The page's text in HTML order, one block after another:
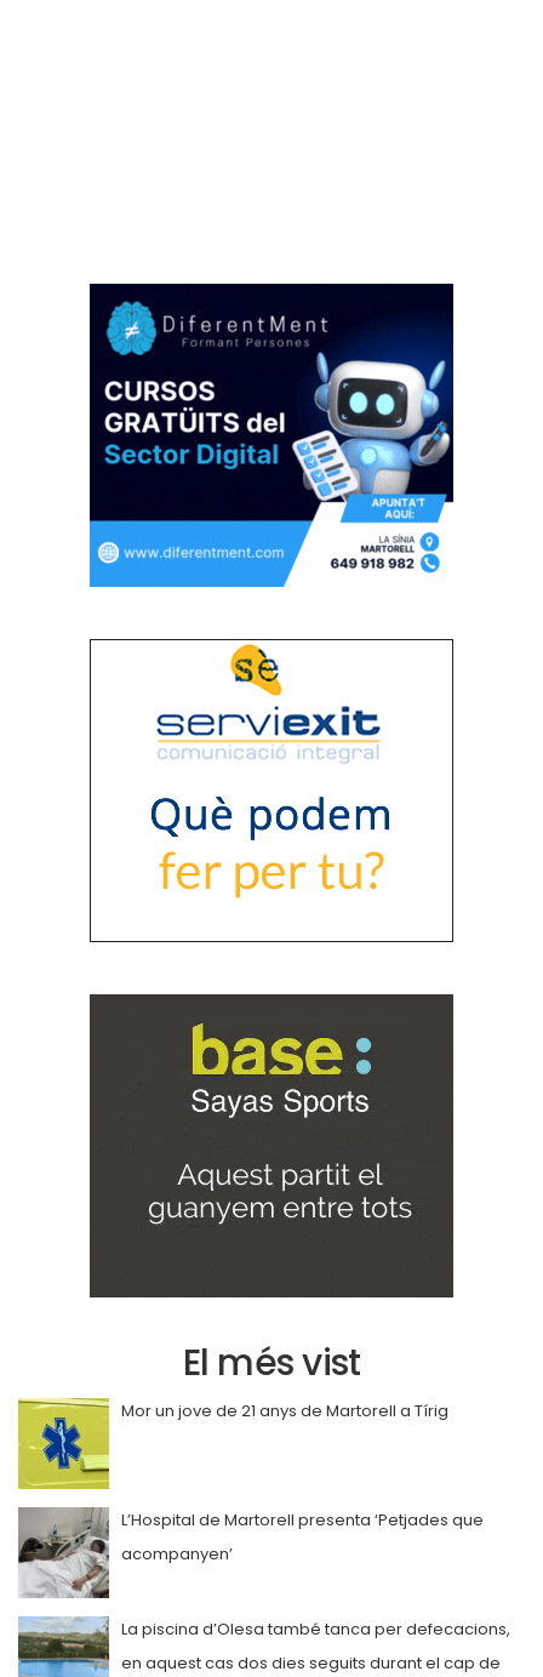
El més vist
Mor un jove de 21 anys de Martorell a Tírig
L’Hospital de Martorell presenta ‘Petjades que
acompanyen’
La piscina d’Olesa també tanca per defecacions,
en aquest cas dos dies seguits durant el cap de